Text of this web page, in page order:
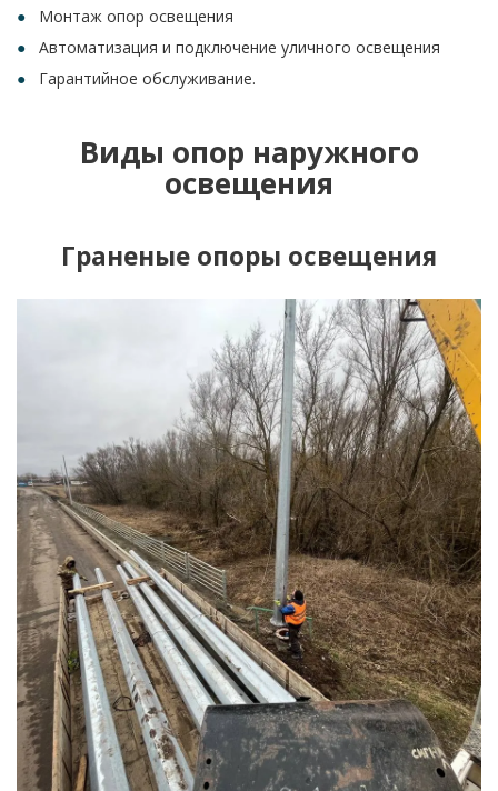
Монтаж опор освещения
Автоматизация и подключение уличного освещения
Гарантийное обслуживание.
Виды опор наружного
освещения
Граненые опоры освещения